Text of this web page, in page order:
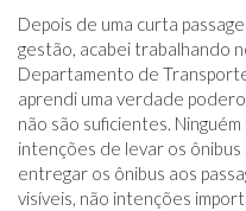
Depois de uma curta
gestão, acabei trabalhando
Departamento de
aprendi uma verdade
não são suficientes.
intenções de levar os
entregar os ônibus aos
visíveis, não intenções